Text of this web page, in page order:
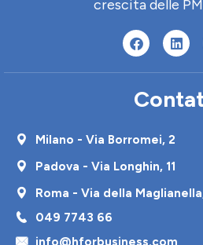
Milano - Via Borromei, 2
Padova - Via Longhin, 11
Roma - Via della
049 7743 66
info@hforbusiness.com
crescita delle